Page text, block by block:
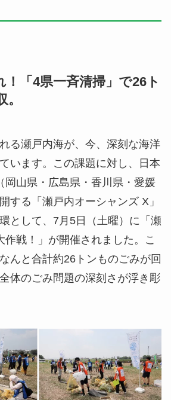
！「4県一斉清掃」で26ト
。
る瀬戸内海が、今、深刻な海洋
います。この課題に対し、日本
岡山県・広島県・香川県・愛媛
する「瀬戸内オーシャンズ X」
として、7月5日（土曜）に「瀬
作戦！」が開催されました。こ
んと合計約26トンものごみが回
体のごみ問題の深刻さが浮き彫